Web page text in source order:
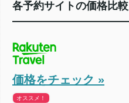
各予約サイトの価格比較
価格をチェック »
オススメ！